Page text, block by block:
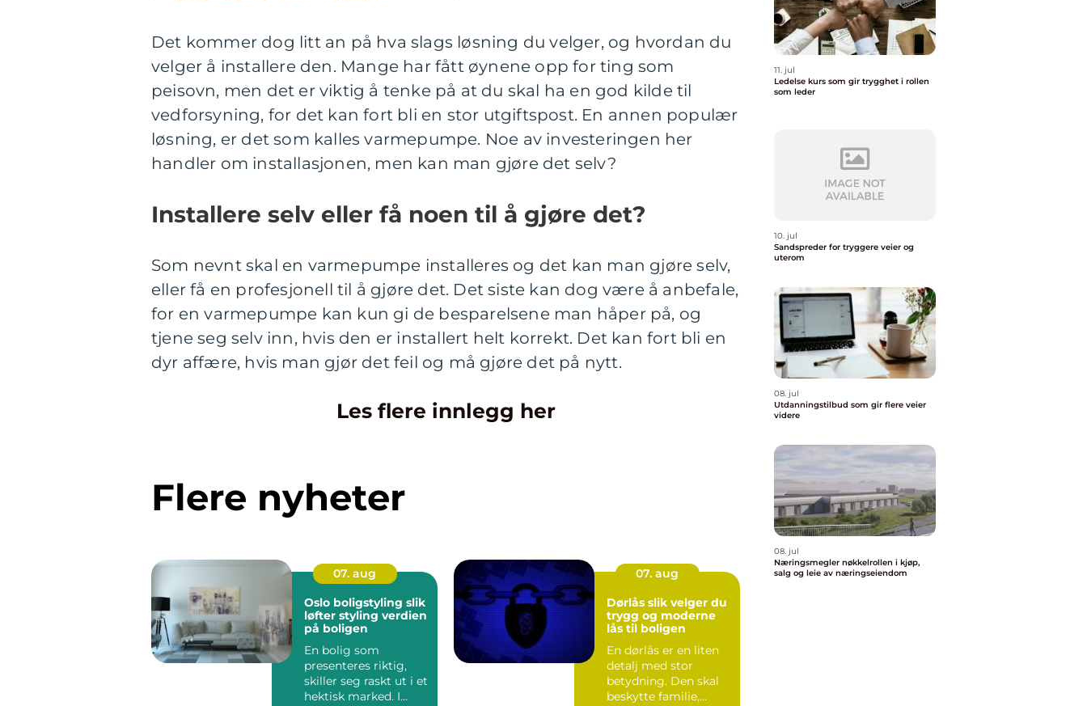
Det kommer dog litt an på hva slags løsning du velger, og hvordan du
velger å installere den. Mange har fått øynene opp for ting som
peisovn, men det er viktig å tenke på at du skal ha en god kilde til
vedforsyning, for det kan fort bli en stor utgiftspost. En annen populær
løsning, er det som kalles varmepumpe. Noe av investeringen her
handler om installasjonen, men kan man gjøre det selv?
Installere selv eller få noen til å gjøre det?
Som nevnt skal en varmepumpe installeres og det kan man gjøre selv,
eller få en profesjonell til å gjøre det. Det siste kan dog være å anbefale,
for en varmepumpe kan kun gi de besparelsene man håper på, og
tjene seg selv inn, hvis den er installert helt korrekt. Det kan fort bli en
dyr affære, hvis man gjør det feil og må gjøre det på nytt.
Les flere innlegg her
Flere nyheter
07. aug
Oslo boligstyling slik
løfter styling verdien
på boligen
En bolig som
presenteres riktig,
skiller seg raskt ut i et
hektisk marked. I
07. aug
Dørlås slik velger du
trygg og moderne
lås til boligen
En dørlås er en liten
detalj med stor
betydning. Den skal
beskytte familie,
11. jul
Ledelse kurs som gir trygghet i rollen
som leder
10. jul
Sandspreder for tryggere veier og
uterom
08. jul
Utdanningstilbud som gir flere veier
videre
08. jul
Næringsmegler nøkkelrollen i kjøp,
salg og leie av næringseiendom